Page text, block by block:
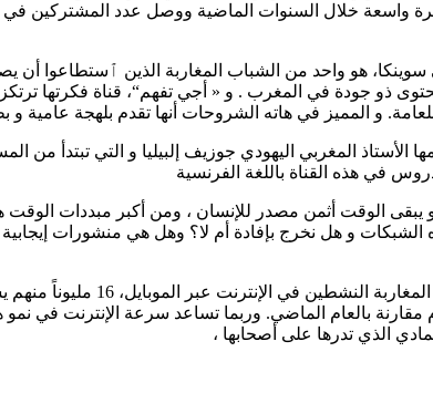
هو واحد من الشباب المغاربة الذين ٱستطاعوا أن
ذو جودة في المغرب . و « أجي تفهم“، قناة فكرتها
و المميز في هاته الشروحات أنها تقدم بلهجة عامية و
الأستاذ المغربي اليهودي جوزيف إلبيليا و التي تبتدأ من
في هذه القناة باللغة الفرنسية
الوقت أثمن مصدر للإنسان ، ومن أكبر مبددات الوقت
الشبكات و هل نخرج بإفادة أم لا؟ وهل هي منشورات
للإشارة هناك أكثر من عشرين مليوناً من
بالعام الماضي. وربما تساعد سرعة الإنترنت في نمو
الذي تدرها على أصحابها ،